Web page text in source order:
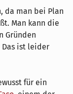
da man bei Plan
Man kann die
Gründen
Das ist leider
für ein